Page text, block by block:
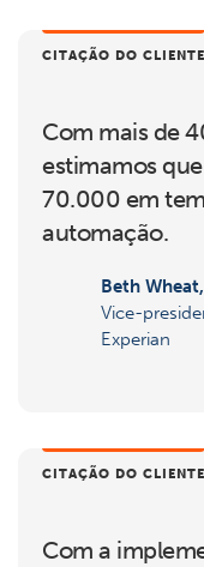
CITAÇÃO DO CLIENTE
Com mais de
estimamos
70.000 em
automação.
Beth Wheat,
Vice-
Experian
CITAÇÃO DO CLIENTE
Com a